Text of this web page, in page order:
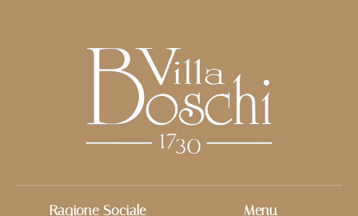
Ragione Sociale Menu